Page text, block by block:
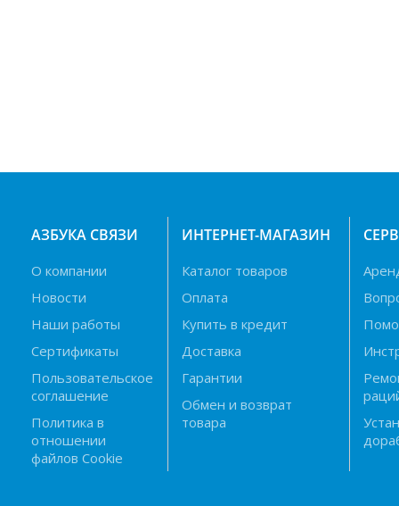
АЗБУКА СВЯЗИ
О компании
Новости
Наши работы
Сертификаты
Пользовательское
соглашение
Политика в
отношении
файлов Cookie
ИНТЕРНЕТ-МАГАЗИН
Каталог товаров
Оплата
Купить в кредит
Доставка
Гарантии
Обмен и возврат
товара